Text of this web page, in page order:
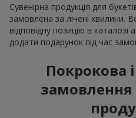
Сувенірна продукція для
замовлена за лічені хвилини.
відповідну позицію в
додати подарунок під час
Покрокова
замовлення